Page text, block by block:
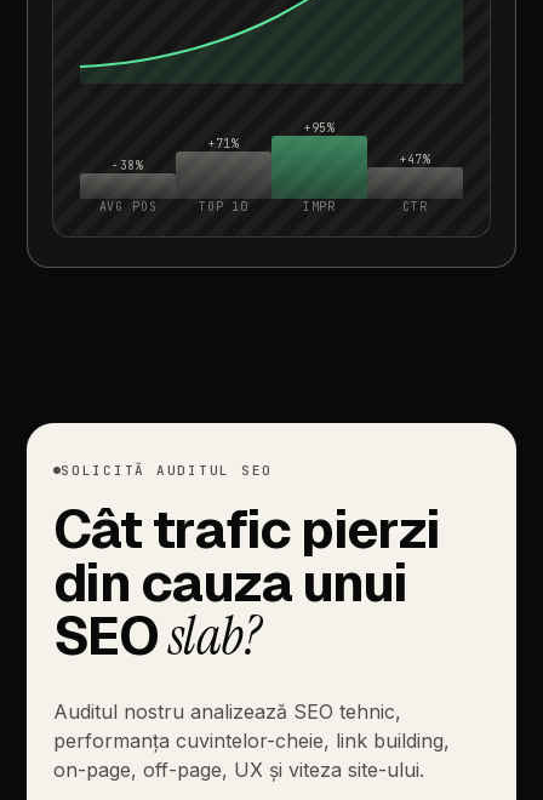
−38%
AVG POS
+71%
TOP 10
+95%
IMPR
+47%
CTR
SOLICITĂ AUDITUL SEO
Câttraficpierzi
din cauza unui
SEOslab?
Auditul nostru analizează SEO tehnic,
performanța cuvintelor-cheie, link building,
on-page, off-page, UX și viteza site-ului.